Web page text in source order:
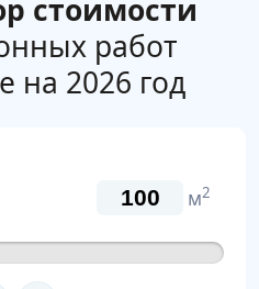
стоимости
работ
на 2026 год
м2